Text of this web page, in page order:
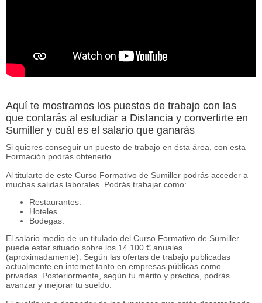
Aquí te mostramos los puestos de trabajo con las
que contarás al estudiar a Distancia y convertirte en
Sumiller y cuál es el salario que ganarás
Si quieres conseguir un puesto de trabajo en ésta área, con esta
Formación podrás obtenerlo.
Al titularte de este Curso Formativo de Sumiller podrás acceder a
muchas salidas laborales. Podrás trabajar como:
Restaurantes.
Hoteles.
Bodegas.
El salario medio de un titulado del Curso Formativo de Sumiller
puede estar situado sobre los 14.100 € anuales
(aproximadamente). Según las ofertas de trabajo publicadas
actualmente en internet tanto en empresas públicas como
privadas. Posteriormente, según tu mérito y práctica, podrás
avanzar y mejorar tu sueldo.